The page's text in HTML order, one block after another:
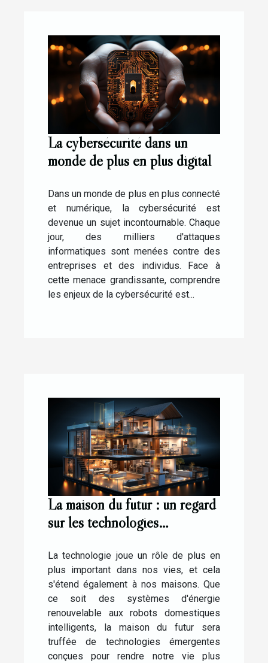
La cybersécurité dans un
monde de plus en plus digital
Dans un monde de plus en plus connecté
et numérique, la cybersécurité est
devenue un sujet incontournable. Chaque
jour, des milliers d'attaques
informatiques sont menées contre des
entreprises et des individus. Face à
cette menace grandissante, comprendre
les enjeux de la cybersécurité est...
La maison du futur : un regard
sur les technologies
La technologie joue un rôle de plus en
plus important dans nos vies, et cela
s'étend également à nos maisons. Que
ce soit des systèmes d'énergie
renouvelable aux robots domestiques
intelligents, la maison du futur sera
truffée de technologies émergentes
conçues pour rendre notre vie plus